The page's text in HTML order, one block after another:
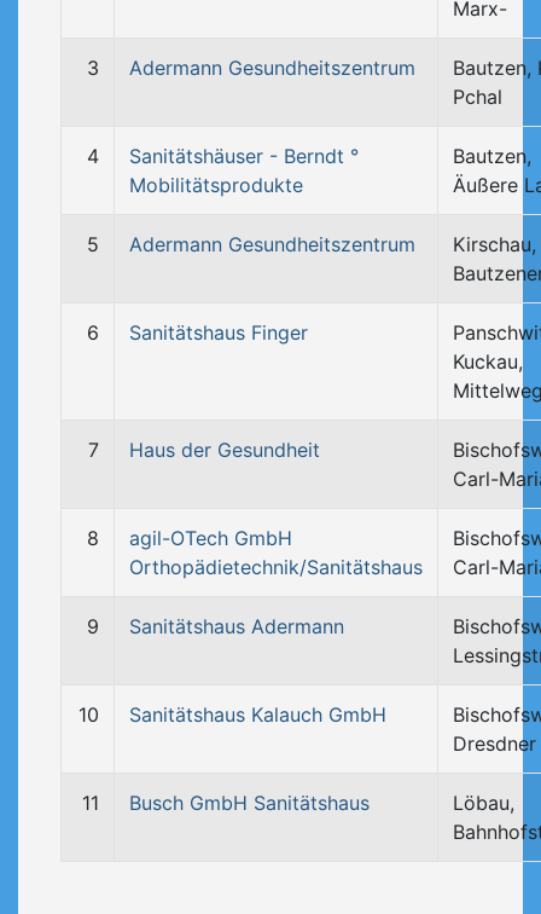
Marx-
3 Adermann Gesundheitszentrum
Bautzen,
Pchal
4
Sanitätshäuser - Berndt °
Mobilitätsprodukte
Bautzen,
Äußere
5 Adermann Gesundheitszentrum
Kirschau,
6 Sanitätshaus Finger
Kuckau,
7 Haus der Gesundheit
Carl-
8
agil-OTech GmbH
Orthopädietechnik/Sanitätshaus
Carl-
9 Sanitätshaus Adermann
10 Sanitätshaus Kalauch GmbH
Dresdner
11 Busch GmbH Sanitätshaus
Löbau,